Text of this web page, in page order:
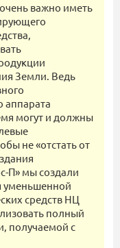
важно иметь
Земли. Ведь
аппарата
могут и должны
не «отстать от
П» мы создали
уменьшенной
средств НЦ
полный
получаемой с